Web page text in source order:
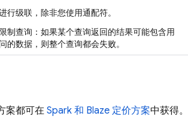
行级联，除非您使用通配符。
制查询：如果某个查询返回的结果可能包含用
的数据，则整个查询都会失败。
案都可在 Spark 和 Blaze 定价方案中获得。